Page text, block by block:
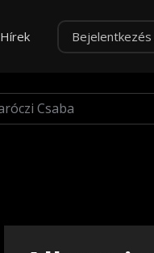
Hírek